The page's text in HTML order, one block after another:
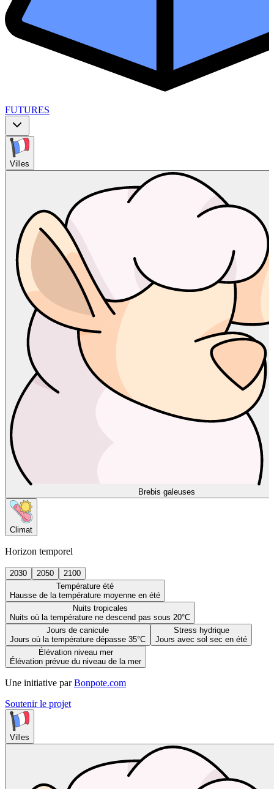
FUTURES
Villes
Brebis galeuses
Climat
Horizon temporel
2030 2050
2100
Température été
Hausse de la température moyenne en été
Nuits tropicales
Nuits où la température ne descend pas sous 20°C
Jours de canicule
Jours où la température dépasse 35°C
Stress hydrique
Jours avec sol sec en été
Élévation niveau mer
Élévation prévue du niveau de la mer
Une initiative par Bonpote.com
Soutenir le projet
Villes